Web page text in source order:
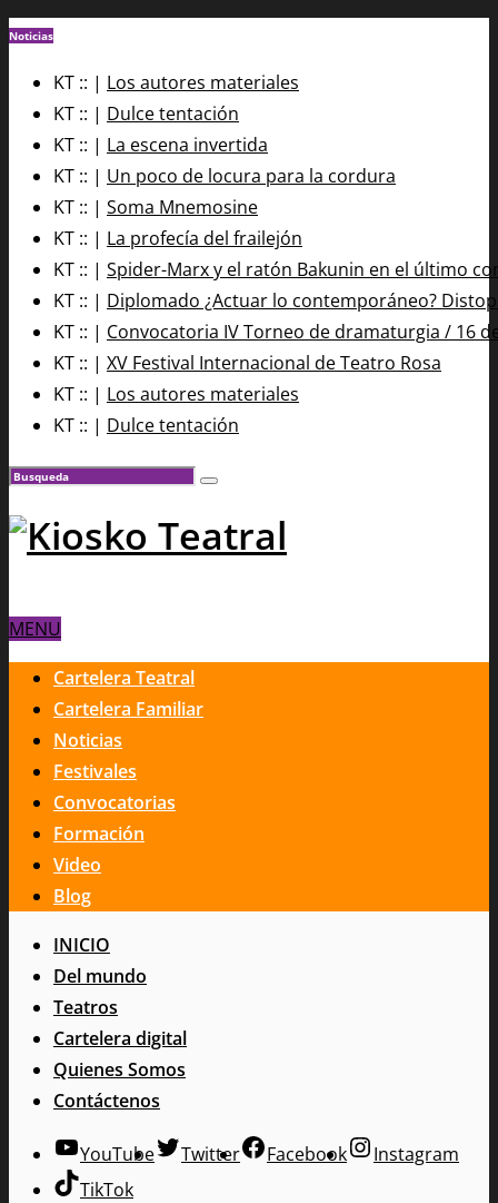
Noticias
KT :: | Los autores materiales
KT :: | Dulce tentación
KT :: | La escena invertida
KT :: | Un poco de locura para la cordura
KT :: | Soma Mnemosine
KT :: | La profecía del frailejón
KT :: | Spider-Marx y el ratón Bakunin en el último
KT :: | Diplomado ¿Actuar lo contemporáneo?
KT :: | Convocatoria IV Torneo de dramaturgia / 16
KT :: | XV Festival Internacional de Teatro Rosa
KT :: | Los autores materiales
KT :: | Dulce tentación
MENU
Cartelera Teatral
Cartelera Familiar
Noticias
Festivales
Convocatorias
Formación
Video
Blog
INICIO
Del mundo
Teatros
Cartelera digital
Quienes Somos
Contáctenos
YouTube Twitter Facebook
Instagram
TikTok